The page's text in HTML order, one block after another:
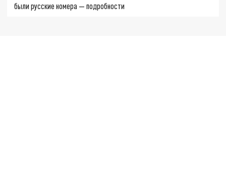
были русские номера — подробности